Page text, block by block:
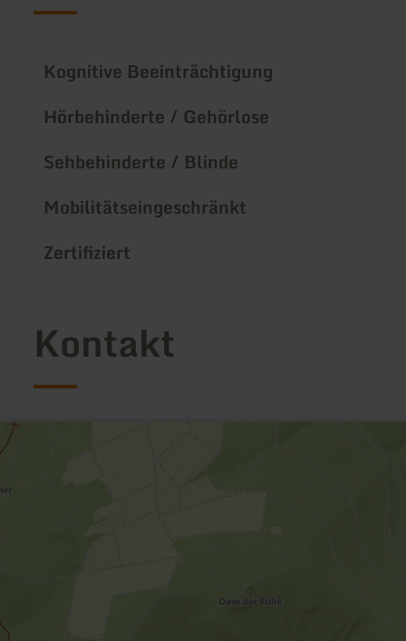
Kognitive Beeinträchtigung
Hörbehinderte / Gehörlose
Sehbehinderte / Blinde
Mobilitätseingeschränkt
Zertifiziert
Kontakt